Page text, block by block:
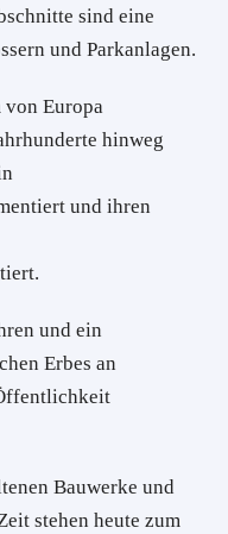
sind eine
und Parkanlagen.
Europa
hinweg
und ihren
und ein
Erbes an
Bauwerke und
stehen heute zum